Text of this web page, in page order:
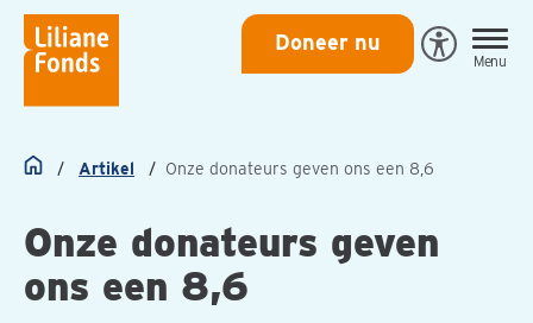
Liliane
Fonds
Doneer nu
Open
Menu
Home
Artikel Onze donateurs geven ons een 8,6
Onze donateurs geven
ons een 8,6